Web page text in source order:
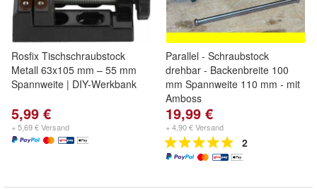
Rosfix Tischschraubstock
Metall 63x105 mm – 55 mm
Spannweite | DIY-Werkbank
5,99 €
+ 5,69 € Versand
Parallel - Schraubstock
drehbar - Backenbreite 100
mm Spannweite 110 mm - mit
Amboss
19,99 €
+ 4,90 € Versand
2